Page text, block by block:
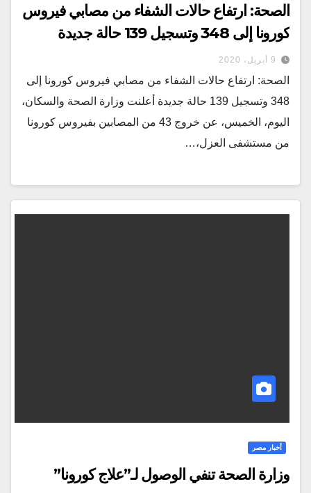
الصحة: ارتفاع حالات الشفاء من مصابي فيروس
كورونا إلى 348 وتسجيل 139 حالة جديدة
9 أبريل، 2020
الصحة: ارتفاع حالات الشفاء من مصابي فيروس كورونا إلى
348 وتسجيل 139 حالة جديدة أعلنت وزارة الصحة والسكان،
اليوم، الخميس، عن خروج 43 من المصابين بفيروس كورونا
من مستشفى العزل،…
أخبار مصر
وزارة الصحة تنفي الوصول لـ”علاج كورونا”